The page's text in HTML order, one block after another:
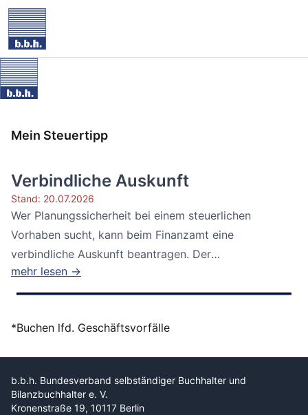
Mein Steuertipp
Verbindliche Auskunft
Stand: 20.07.2026
Wer Planungssicherheit bei einem steuerlichen
Vorhaben sucht, kann beim Finanzamt eine
verbindliche Auskunft beantragen. Der
Bundesfinanzhof...
mehr lesen →
*Buchen lfd. Geschäftsvorfälle
b.b.h. Bundesverband selbständiger Buchhalter und
Bilanzbuchhalter e. V.
Kronenstraße 19, 10117 Berlin